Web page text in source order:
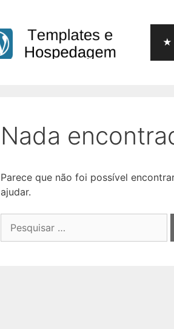
★
Nada
Parece que não foi possível
ajudar.
por: